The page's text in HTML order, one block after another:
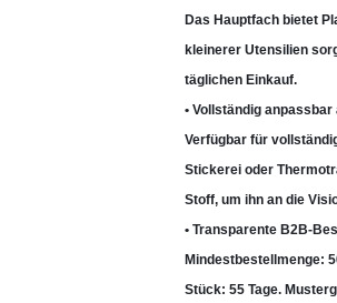
Das Hauptfach bietet
kleinerer Utensilien
täglichen Einkauf.
• Vollständig
Verfügbar für
Stickerei oder
Stoff, um ihn an die
• Transparente B2B-
Mindestbestellmenge:
Stück: 55 Tage.